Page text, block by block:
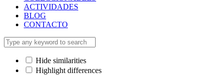
ACTIVIDADES
BLOG
CONTACTO
Hide similarities
Highlight differences